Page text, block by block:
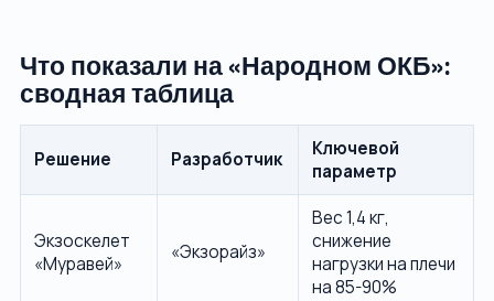
Что показали на «Народном ОКБ»:
сводная таблица
Решение Разработчик
Ключевой
параметр
Экзоскелет
«Муравей»
«Экзорайз»
Вес 1,4 кг,
снижение
нагрузки на плечи
на 85-90%